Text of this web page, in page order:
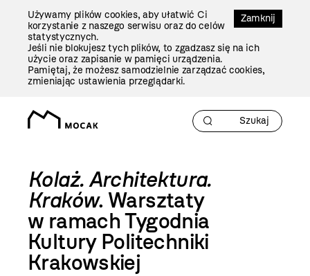
Zamknij
Używamy plików cookies, aby ułatwić Ci
korzystanie z naszego serwisu oraz do celów
statystycznych.
Jeśli nie blokujesz tych plików, to zgadzasz się na ich
użycie oraz zapisanie w pamięci urządzenia.
Pamiętaj, że możesz samodzielnie zarządzać cookies,
zmieniając ustawienia przeglądarki.
Kolaż. Architektura.
Kraków. Warsztaty
w ramach Tygodnia
Kultury Politechniki
Krakowskiej